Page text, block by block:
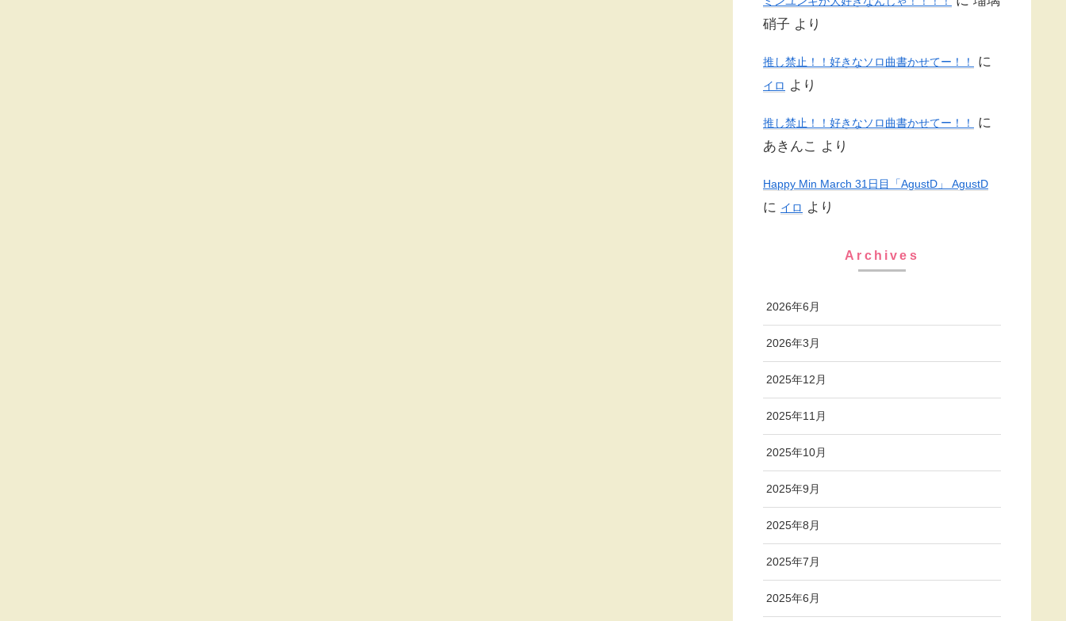
硝子 より
推し禁止！！好きなソロ曲書かせてー！！ に
イロ より
推し禁止！！好きなソロ曲書かせてー！！
に
あきんこ
より
Happy Min March 31日目「AgustD」 AgustD
に イロ より
Archives
2026年6月
2026年3月
2025年12月
2025年11月
2025年10月
2025年9月
2025年8月
2025年7月
2025年6月